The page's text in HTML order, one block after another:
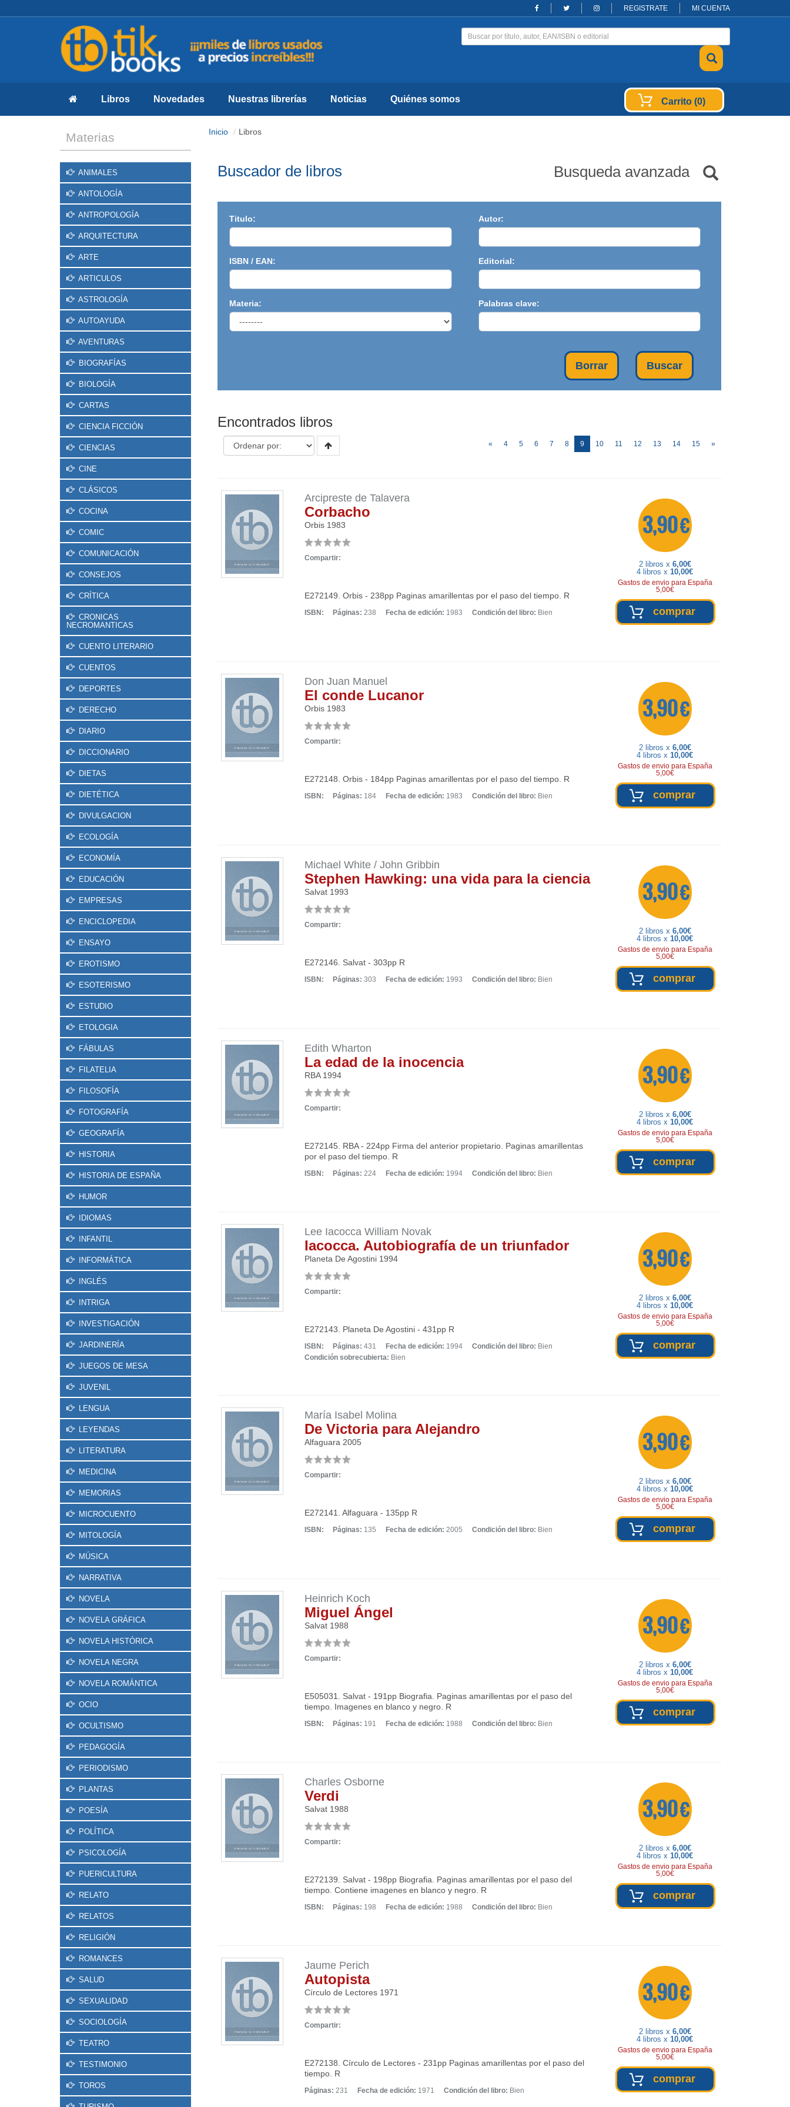
REGISTRATE MI CUENTA
Libros Novedades Nuestras librerías Noticias Quiénes somos Carrito (0)
Materias
ANIMALES
ANTOLOGÍA
ANTROPOLOGÍA
ARQUITECTURA
ARTE
ARTICULOS
ASTROLOGÍA
AUTOAYUDA
AVENTURAS
BIOGRAFÍAS
BIOLOGÍA
CARTAS
CIENCIA FICCIÓN
CIENCIAS
CINE
CLÁSICOS
COCINA
COMIC
COMUNICACIÓN
CONSEJOS
CRÍTICA
CRONICAS
NECROMANTICAS
CUENTO LITERARIO
CUENTOS
DEPORTES
DERECHO
DIARIO
DICCIONARIO
DIETAS
DIETÉTICA
DIVULGACION
ECOLOGÍA
ECONOMÍA
EDUCACIÓN
EMPRESAS
ENCICLOPEDIA
ENSAYO
EROTISMO
ESOTERISMO
ESTUDIO
ETOLOGIA
FÁBULAS
FILATELIA
FILOSOFÍA
FOTOGRAFÍA
GEOGRAFÍA
HISTORIA
HISTORIA DE ESPAÑA
HUMOR
IDIOMAS
INFANTIL
INFORMÁTICA
INGLÉS
INTRIGA
INVESTIGACIÓN
JARDINERÍA
JUEGOS DE MESA
JUVENIL
LENGUA
LEYENDAS
LITERATURA
MEDICINA
MEMORIAS
MICROCUENTO
MITOLOGÍA
MÚSICA
NARRATIVA
NOVELA
NOVELA GRÁFICA
NOVELA HISTÓRICA
NOVELA NEGRA
NOVELA ROMÁNTICA
OCIO
OCULTISMO
PEDAGOGÍA
PERIODISMO
PLANTAS
POESÍA
POLÍTICA
PSICOLOGÍA
PUERICULTURA
RELATO
RELATOS
RELIGIÓN
ROMANCES
SALUD
SEXUALIDAD
SOCIOLOGÍA
TEATRO
TESTIMONIO
TOROS
Inicio Libros
Buscador de libros Busqueda avanzada
Titulo: Autor:
ISBN / EAN: Editorial:
Materia: Palabras clave:
Borrar Buscar
Encontrados libros
« 4 5 6 7 8 9 (current)
10 11 12 13 14 15 »
Arcipreste de Talavera
Corbacho
Orbis 1983
Compartir:
E272149. Orbis - 238pp Paginas amarillentas por el paso del tiempo. R
ISBN: Páginas: 238 Fecha de edición: 1983 Condición del libro: Bien
3,90 €
2 libros x 6,00€
4 libros x 10,00€
Gastos de envio para España
5,00€
comprar
Don Juan Manuel
El conde Lucanor
Orbis 1983
Compartir:
E272148. Orbis - 184pp Paginas amarillentas por el paso del tiempo. R
ISBN: Páginas: 184 Fecha de edición: 1983 Condición del libro: Bien
3,90 €
2 libros x 6,00€
4 libros x 10,00€
Gastos de envio para España
5,00€
comprar
Michael White / John Gribbin
Stephen Hawking: una vida para la ciencia
Salvat 1993
Compartir:
E272146. Salvat - 303pp R
ISBN: Páginas: 303 Fecha de edición: 1993 Condición del libro: Bien
3,90 €
2 libros x 6,00€
4 libros x 10,00€
Gastos de envio para España
5,00€
comprar
Edith Wharton
La edad de la inocencia
RBA1994
Compartir:
E272145. RBA - 224pp Firma del anterior propietario. Paginas amarillentas
por el paso del tiempo. R
ISBN: Páginas: 224 Fecha de edición: 1994 Condición del libro: Bien
3,90 €
2 libros x 6,00€
4 libros x 10,00€
Gastos de envio para España
5,00€
comprar
Lee Iacocca William Novak
Iacocca. Autobiografía de un triunfador
Planeta De Agostini 1994
Compartir:
E272143. Planeta De Agostini - 431pp R
ISBN: Páginas: 431 Fecha de edición: 1994 Condición del libro: Bien
Condición sobrecubierta: Bien
3,90 €
2 libros x 6,00€
4 libros x 10,00€
Gastos de envio para España
5,00€
comprar
María Isabel Molina
De Victoria para Alejandro
Alfaguara 2005
Compartir:
E272141. Alfaguara - 135pp R
ISBN: Páginas: 135 Fecha de edición: 2005 Condición del libro: Bien
3,90 €
2 libros x 6,00€
4 libros x 10,00€
Gastos de envio para España
5,00€
comprar
Heinrich Koch
Miguel Ángel
Salvat 1988
Compartir:
E505031. Salvat - 191pp Biografia. Paginas amarillentas por el paso del
tiempo. Imagenes en blanco y negro. R
ISBN: Páginas: 191 Fecha de edición: 1988 Condición del libro: Bien
3,90 €
2 libros x 6,00€
4 libros x 10,00€
Gastos de envio para España
5,00€
comprar
Charles Osborne
Verdi
Salvat 1988
Compartir:
E272139. Salvat - 198pp Biografia. Paginas amarillentas por el paso del
tiempo. Contiene imagenes en blanco y negro. R
ISBN: Páginas: 198 Fecha de edición: 1988 Condición del libro: Bien
3,90 €
2 libros x 6,00€
4 libros x 10,00€
Gastos de envio para España
5,00€
comprar
Jaume Perich
Autopista
Círculo de Lectores 1971
Compartir:
E272138. Círculo de Lectores - 231pp Paginas amarillentas por el paso del
tiempo. R
Páginas: 231 Fecha de edición: 1971 Condición del libro: Bien
3,90 €
2 libros x 6,00€
4 libros x 10,00€
Gastos de envio para España
5,00€
comprar